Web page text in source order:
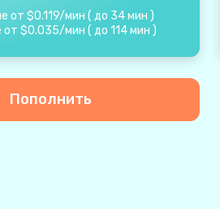
от $0.119/мин (до 34мин )
от $0.035/мин ( до 114мин )
Пополнить